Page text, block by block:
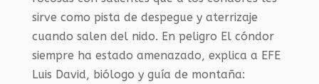
sirve como pista de despegue y aterrizaje
cuando salen del nido. En peligro El cóndor
siempre ha estado amenazado, explica a EFE
Luis David, biólogo y guía de montaña: